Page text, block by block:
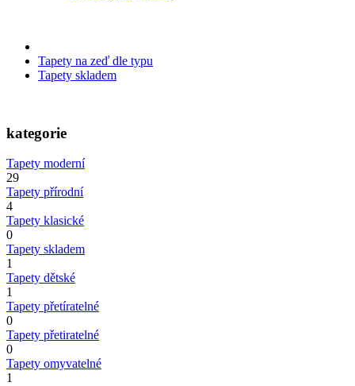
Tapety na zeď dle typu
Tapety skladem
kategorie
Tapety moderní
29
Tapety přírodní
4
Tapety klasické
0
Tapety skladem
1
Tapety dětské
1
Tapety přetíratelné
0
Tapety přetiratelné
0
Tapety omyvatelné
1